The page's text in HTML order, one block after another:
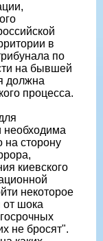
в
по
на бывшей
должна
процесса.
необходима
на сторону
киевского
некоторое
от шока
не бросят".